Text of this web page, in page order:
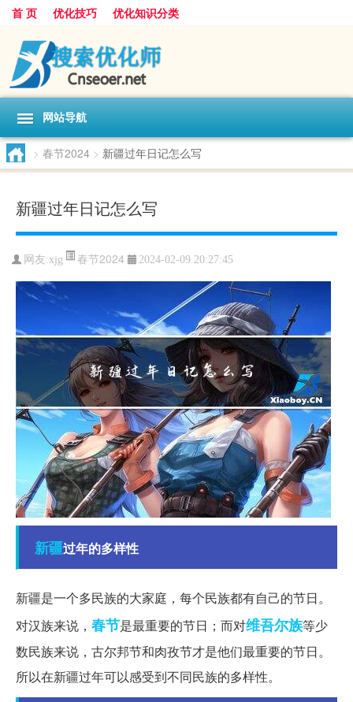
首 页 优化技巧 优化知识分类
网站导航
> 春节2024 > 新疆过年日记怎么写
新疆过年日记怎么写
网友:xjg 春节2024 2024-02-09 20:27:45
新疆过年的多样性
新疆是一个多民族的大家庭，每个民族都有自己的节日。
对汉族来说， 春节是最重要的节日；而对维吾尔族等少
数民族来说，古尔邦节和肉孜节才是他们最重要的节日。
所以在新疆过年可以感受到不同民族的多样性。